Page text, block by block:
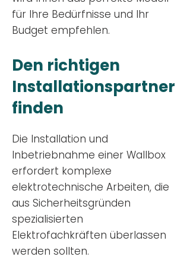
für Ihre Bedürfnisse und Ihr
Budget empfehlen.
Den richtigen
Installationspartner
finden
Die Installation und
Inbetriebnahme einer Wallbox
erfordert komplexe
elektrotechnische Arbeiten, die
aus Sicherheitsgründen
spezialisierten
Elektrofachkräften überlassen
werden sollten.